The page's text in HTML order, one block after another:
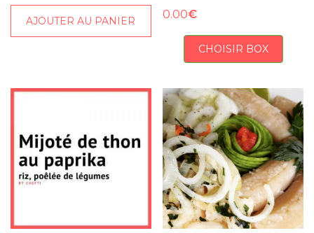
AJOUTER AU PANIER 0.00€
CHOISIR BOX